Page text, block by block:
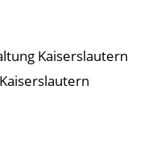
Kaiserslautern